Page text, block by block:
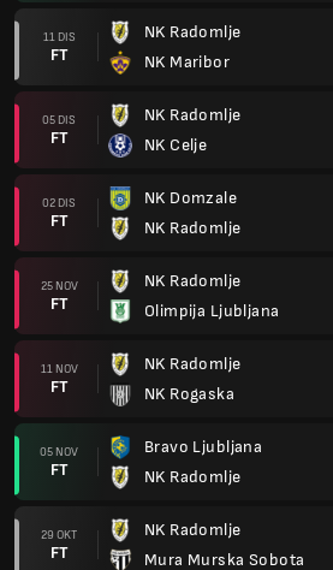
11 DIS
FT
NK Radomlje
NK Maribor
05 DIS
FT
NK Radomlje
NK Celje
02 DIS
FT
NK Domzale
NK Radomlje
25 NOV
FT
NK Radomlje
Olimpija Ljubljana
11 NOV
FT
NK Radomlje
NK Rogaska
05 NOV
FT
Bravo Ljubljana
NK Radomlje
29 OKT
FT
NK Radomlje
Mura Murska Sobota